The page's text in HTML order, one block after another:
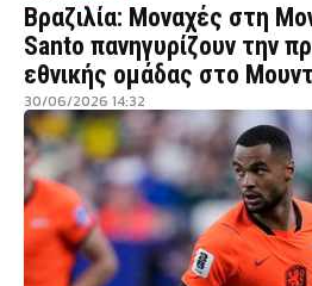
Βραζιλία: Μοναχές στη
Santo πανηγυρίζουν την
εθνικής ομάδας στο
30/06/2026 14:32